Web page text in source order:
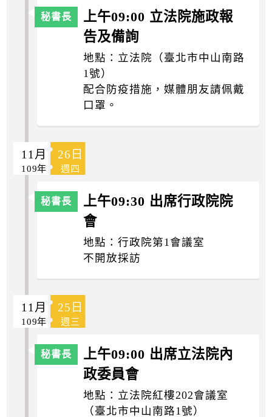
上午09:00 立法院施政報
告及備詢
地點：立法院（臺北市中山南路
1號）
配合防疫措施，媒體朋友請佩戴
口罩。
11月 26日
109年 週四
上午09:30 出席行政院院
會
地點：行政院第1會議室
不開放採訪
11月 25日
109年 週三
上午09:00 出席立法院內
政委員會
地點：立法院紅樓202會議室
（臺北市中山南路1號）